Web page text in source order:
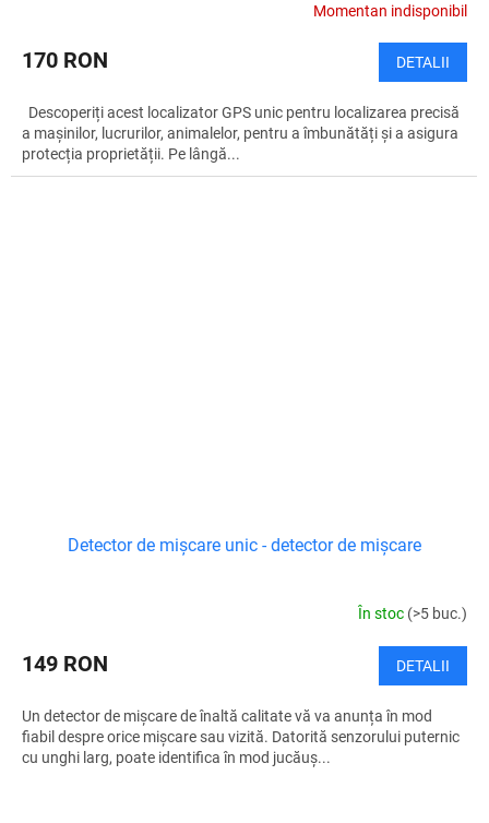
Momentan indisponibil
170 RON DETALII
Descoperiți acest localizator GPS unic pentru localizarea precisă
a mașinilor, lucrurilor, animalelor, pentru a îmbunătăți și a asigura
protecția proprietății. Pe lângă...
Detector de mișcare unic - detector de mișcare
În stoc (>5 buc.)
149 RON DETALII
Un detector de mișcare de înaltă calitate vă va anunța în mod
fiabil despre orice mișcare sau vizită. Datorită senzorului puternic
cu unghi larg, poate identifica în mod jucăuș...